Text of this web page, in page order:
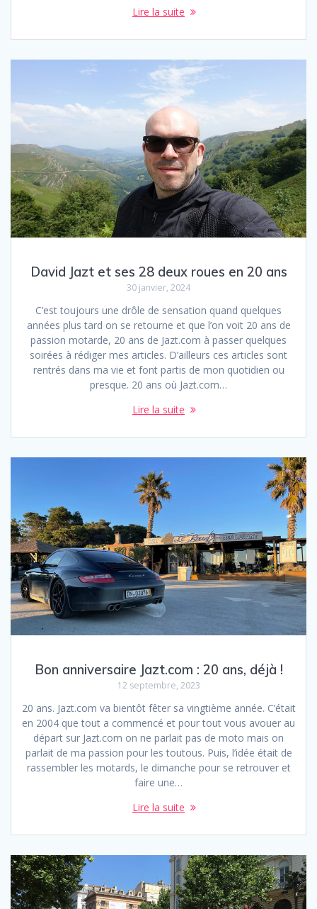
Lire la suite
David Jazt et ses 28 deux roues en 20 ans
30 janvier, 2024
C’est toujours une drôle de sensation quand quelques
années plus tard on se retourne et que l’on voit 20 ans de
passion motarde, 20 ans de Jazt.com à passer quelques
soirées à rédiger mes articles. D’ailleurs ces articles sont
rentrés dans ma vie et font partis de mon quotidien ou
presque. 20 ans où Jazt.com…
Lire la suite
Bon anniversaire Jazt.com : 20 ans, déjà !
12 septembre, 2023
20 ans. Jazt.com va bientôt fêter sa vingtième année. C’était
en 2004 que tout a commencé et pour tout vous avouer au
départ sur Jazt.com on ne parlait pas de moto mais on
parlait de ma passion pour les toutous. Puis, l’idée était de
rassembler les motards, le dimanche pour se retrouver et
faire une…
Lire la suite